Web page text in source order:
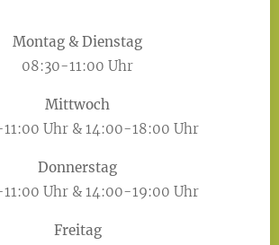
Montag & Dienstag
08:30-11:00 Uhr
Mittwoch
Uhr & 14:00-18:00 Uhr
Donnerstag
Uhr & 14:00-19:00 Uhr
Freitag